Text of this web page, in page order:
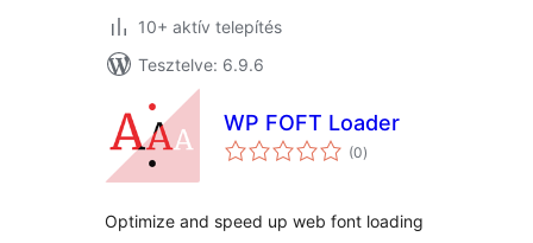
10+ aktív telepítés
Tesztelve: 6.9.6
WP FOFT Loader
(0értékelés
összesen
)
Optimize and speed up web font loading